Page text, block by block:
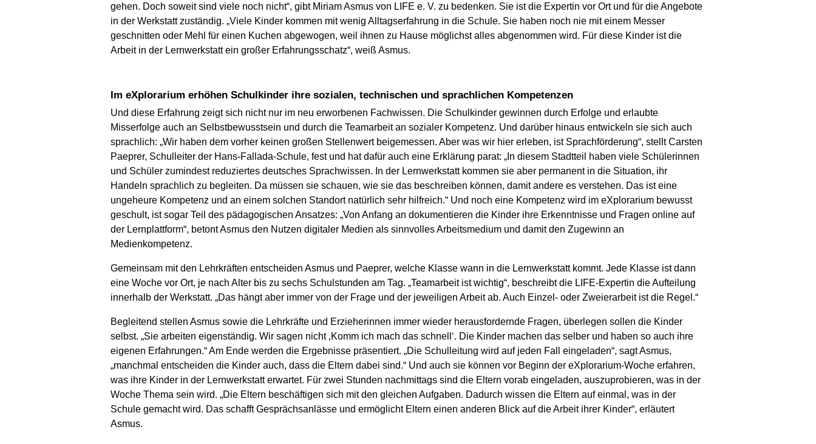
gehen. Doch soweit sind viele noch nicht“, gibt Miriam Asmus von LIFE e. V. zu bedenken. Sie ist die Expertin vor Ort und für die Angebote
in der Werkstatt zuständig. „Viele Kinder kommen mit wenig Alltagserfahrung in die Schule. Sie haben noch nie mit einem Messer
geschnitten oder Mehl für einen Kuchen abgewogen, weil ihnen zu Hause möglichst alles abgenommen wird. Für diese Kinder ist die
Arbeit in der Lernwerkstatt ein großer Erfahrungsschatz“, weiß Asmus.
Im eXplorarium erhöhen Schulkinder ihre sozialen, technischen und sprachlichen Kompetenzen
Und diese Erfahrung zeigt sich nicht nur im neu erworbenen Fachwissen. Die Schulkinder gewinnen durch Erfolge und erlaubte
Misserfolge auch an Selbstbewusstsein und durch die Teamarbeit an sozialer Kompetenz. Und darüber hinaus entwickeln sie sich auch
sprachlich: „Wir haben dem vorher keinen großen Stellenwert beigemessen. Aber was wir hier erleben, ist Sprachförderung“, stellt Carsten
Paeprer, Schulleiter der Hans-Fallada-Schule, fest und hat dafür auch eine Erklärung parat: „In diesem Stadtteil haben viele Schülerinnen
und Schüler zumindest reduziertes deutsches Sprachwissen. In der Lernwerkstatt kommen sie aber permanent in die Situation, ihr
Handeln sprachlich zu begleiten. Da müssen sie schauen, wie sie das beschreiben können, damit andere es verstehen. Das ist eine
ungeheure Kompetenz und an einem solchen Standort natürlich sehr hilfreich.“ Und noch eine Kompetenz wird im eXplorarium bewusst
geschult, ist sogar Teil des pädagogischen Ansatzes: „Von Anfang an dokumentieren die Kinder ihre Erkenntnisse und Fragen online auf
der Lernplattform“, betont Asmus den Nutzen digitaler Medien als sinnvolles Arbeitsmedium und damit den Zugewinn an
Medienkompetenz.
Gemeinsam mit den Lehrkräften entscheiden Asmus und Paeprer, welche Klasse wann in die Lernwerkstatt kommt. Jede Klasse ist dann
eine Woche vor Ort, je nach Alter bis zu sechs Schulstunden am Tag. „Teamarbeit ist wichtig“, beschreibt die LIFE-Expertin die Aufteilung
innerhalb der Werkstatt. „Das hängt aber immer von der Frage und der jeweiligen Arbeit ab. Auch Einzel- oder Zweierarbeit ist die Regel.“
Begleitend stellen Asmus sowie die Lehrkräfte und Erzieherinnen immer wieder herausfordernde Fragen, überlegen sollen die Kinder
selbst. „Sie arbeiten eigenständig. Wir sagen nicht ‚Komm ich mach das schnell‘. Die Kinder machen das selber und haben so auch ihre
eigenen Erfahrungen.“ Am Ende werden die Ergebnisse präsentiert. „Die Schulleitung wird auf jeden Fall eingeladen“, sagt Asmus,
„manchmal entscheiden die Kinder auch, dass die Eltern dabei sind.“ Und auch sie können vor Beginn der eXplorarium-Woche erfahren,
was ihre Kinder in der Lernwerkstatt erwartet. Für zwei Stunden nachmittags sind die Eltern vorab eingeladen, auszuprobieren, was in der
Woche Thema sein wird. „Die Eltern beschäftigen sich mit den gleichen Aufgaben. Dadurch wissen die Eltern auf einmal, was in der
Schule gemacht wird. Das schafft Gesprächsanlässe und ermöglicht Eltern einen anderen Blick auf die Arbeit ihrer Kinder“, erläutert
Asmus.